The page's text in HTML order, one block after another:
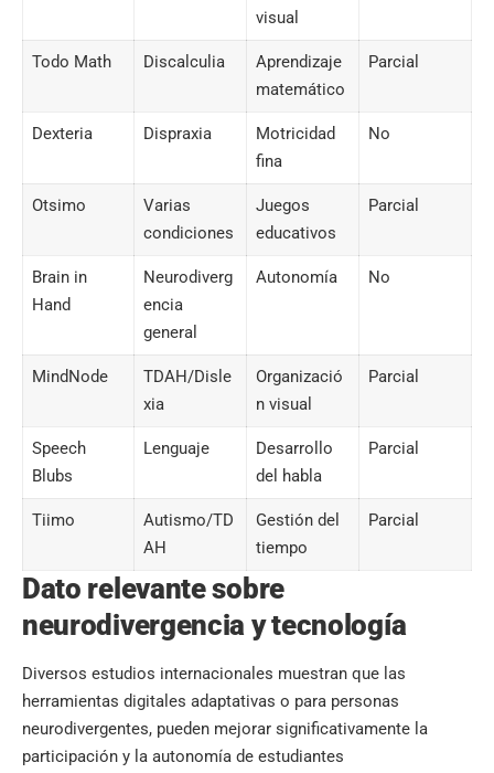
visual
Todo Math Discalculia
Aprendizaje
matemático
Parcial
Dexteria Dispraxia
Motricidad
fina
No
Otsimo
Varias
condiciones
Juegos
educativos
Parcial
Brain in
Hand
Neurodiverg
encia
general
Autonomía No
MindNode
TDAH/Disle
xia
Organizació
n visual
Parcial
Speech
Blubs
Lenguaje
Desarrollo
del habla
Parcial
Tiimo
Autismo/TD
AH
Gestión del
tiempo
Parcial
Dato relevante sobre
neurodivergencia y tecnología
Diversos estudios internacionales muestran que las
herramientas digitales adaptativas o para personas
neurodivergentes, pueden mejorar significativamente la
participación y la autonomía de estudiantes